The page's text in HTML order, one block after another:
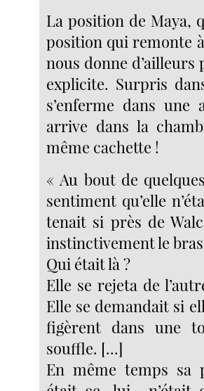
La position de Maya,
position qui remonte
nous donne
explicite. Surpris
s’enferme dans
arrive dans la
même cachette !
« Au bout de
sentiment qu’elle
tenait si près de
instinctivement le
Qui était là ?
Elle se rejeta de
Elle se demandait si
figèrent dans une
souffle. [...]
En même temps sa